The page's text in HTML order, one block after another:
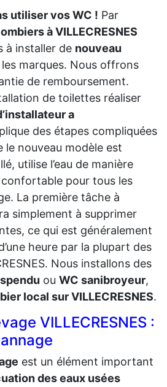
utiliser vos WC ! Par
à VILLECRESNES
à installer de nouveau
marques. Nous offrons
de remboursement.
de toilettes réaliser
a
des étapes compliquées
le nouveau modèle est
utilise l’eau de manière
confortable pour tous les
La première tâche à
simplement à supprimer
ce qui est généralement
heure par la plupart des
Nous installons des
ou WC sanibroyeur,
local sur VILLECRESNES.
VILLECRESNES :
est un élément important
des eaux usées